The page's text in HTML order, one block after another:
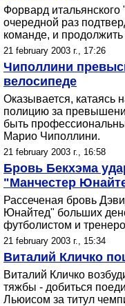
Форвард
очередной раз
команде, и продолжить
21 february 2003 г., 17:26
Чиполлини
велосипеде
Оказывается, катаясь
полицию за
быть
Марио Чиполлини.
21 february 2003 г., 16:58
Бровь Бекхэма
"Манчестер
Рассеченая бровь
Юнайтед" больших
футболистом и
21 february 2003 г., 15:34
Виталий Кличко
Виталий Кличко
тяжбы - добиться
Льюисом за титул